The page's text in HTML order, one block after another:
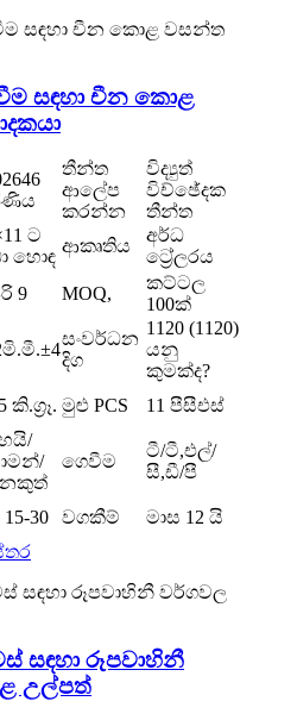
සඳහා චීන කොළ
තීන්ත
ආලේප
කරන්න
විද්‍යුත්
විච්ඡේදක
තීන්ත
ට
හොඳ
ආකෘතිය
අර්ධ
ට්‍රේලරය
9 MOQ,
කට්ටල
100ක්
සංවර්ධන
දිග
1120 (1120)
යනු
කුමක්ද?
කි.ග්‍රෑ. මුළු PCS 11 පීසීඑස්
ගෙවීම
ටී/ටී,එල්/
සී,ඩී/පී
30 වගකීම්
මාස 12 යි
සඳහා රූපවාහිනී
උල්පත්